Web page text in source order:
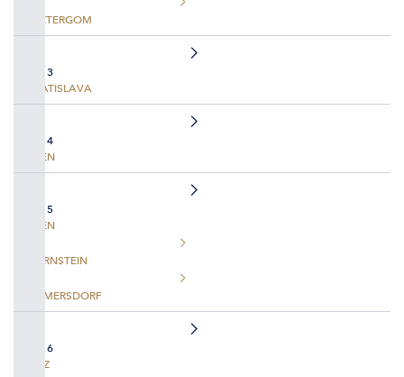
ESZTERGOM
TAG 3
BRATISLAVA
TAG 4
WIEN
TAG 5
WIEN
DÜRNSTEIN
EMMERSDORF
TAG 6
LINZ